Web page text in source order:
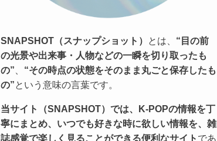
SNAPSHOT（スナップショット） とは、 “目の前
の光景や出来事・人物などの一瞬を切り取ったも
の”
“その時点の状態をそのまま丸ごと保存したも
の”という意味の言葉です。
当サイト（SNAPSHOT）では、K-POPの情報を丁
寧にまとめ、いつでも好きな時に欲しい情報を、雑
誌感覚で楽しく見ることができる便利なサイト であ